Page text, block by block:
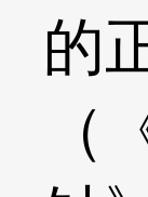
的
（